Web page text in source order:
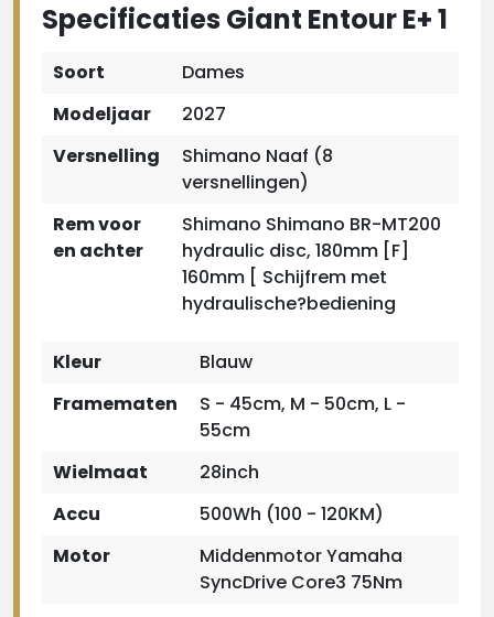
Specificaties Giant Entour E+ 1
Soort
Dames
Modeljaar
2027
Versnelling
Shimano Naaf (8
versnellingen)
Rem voor
en achter
Shimano Shimano BR-MT200
hydraulic disc, 180mm [F]
160mm [ Schijfrem met
hydraulische?bediening
Kleur
Blauw
Framematen
S - 45cm, M - 50cm, L -
55cm
Wielmaat
28inch
Accu
500Wh (100 - 120KM)
Motor
Middenmotor Yamaha
SyncDrive Core3 75Nm